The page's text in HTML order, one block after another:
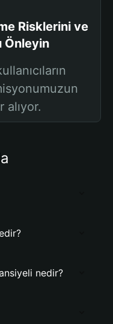
Risklerini ve
Önleyin
alıyor.
nedir?